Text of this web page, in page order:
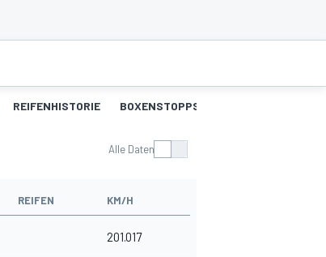
REIFENHISTORIE BOXENSTOPPS
Alle Daten
REIFEN KM/H
201.017